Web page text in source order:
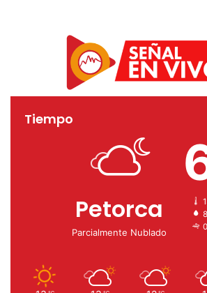
Tiempo
Petorca
Parcialmente Nublado